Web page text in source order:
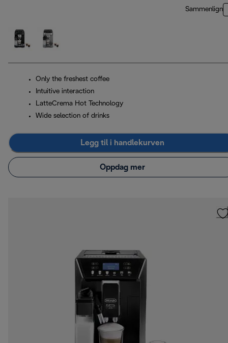
Sammenlign
Only the freshest coffee
Intuitive interaction
LatteCrema Hot Technology
Wide selection of drinks
Legg til i handlekurven
Oppdag mer